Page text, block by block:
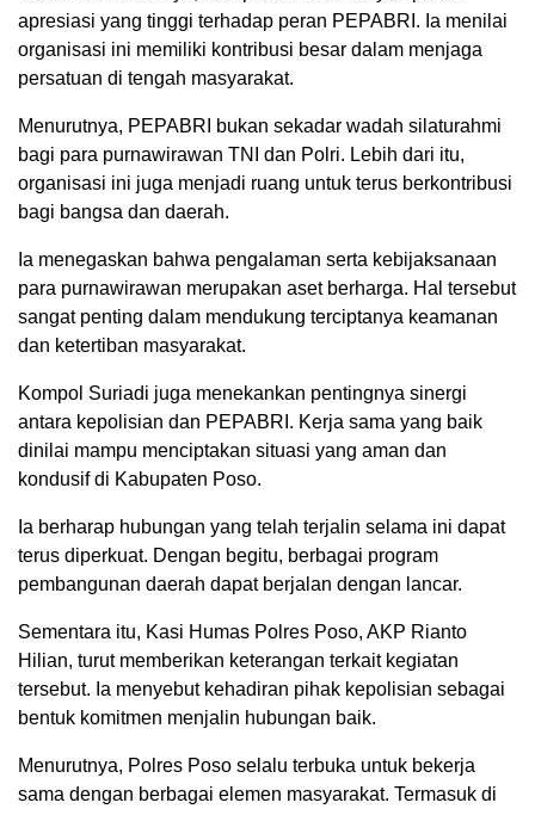
apresiasi yang tinggi terhadap peran PEPABRI. Ia menilai
organisasi ini memiliki kontribusi besar dalam menjaga
persatuan di tengah masyarakat.
Menurutnya, PEPABRI bukan sekadar wadah silaturahmi
bagi para purnawirawan TNI dan Polri. Lebih dari itu,
organisasi ini juga menjadi ruang untuk terus berkontribusi
bagi bangsa dan daerah.
Ia menegaskan bahwa pengalaman serta kebijaksanaan
para purnawirawan merupakan aset berharga. Hal tersebut
sangat penting dalam mendukung terciptanya keamanan
dan ketertiban masyarakat.
Kompol Suriadi juga menekankan pentingnya sinergi
antara kepolisian dan PEPABRI. Kerja sama yang baik
dinilai mampu menciptakan situasi yang aman dan
kondusif di Kabupaten Poso.
Ia berharap hubungan yang telah terjalin selama ini dapat
terus diperkuat. Dengan begitu, berbagai program
pembangunan daerah dapat berjalan dengan lancar.
Sementara itu, Kasi Humas Polres Poso, AKP Rianto
Hilian, turut memberikan keterangan terkait kegiatan
tersebut. Ia menyebut kehadiran pihak kepolisian sebagai
bentuk komitmen menjalin hubungan baik.
Menurutnya, Polres Poso selalu terbuka untuk bekerja
sama dengan berbagai elemen masyarakat. Termasuk di